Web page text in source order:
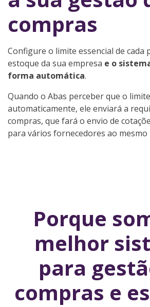
compras
Configure o limite essencial de cada
estoque da sua empresa e o
forma automática.
Quando o Abas perceber que o
automaticamente, ele enviará a
compras, que fará o envio de
para vários fornecedores ao mesmo
Porque
melhor
para
compras e